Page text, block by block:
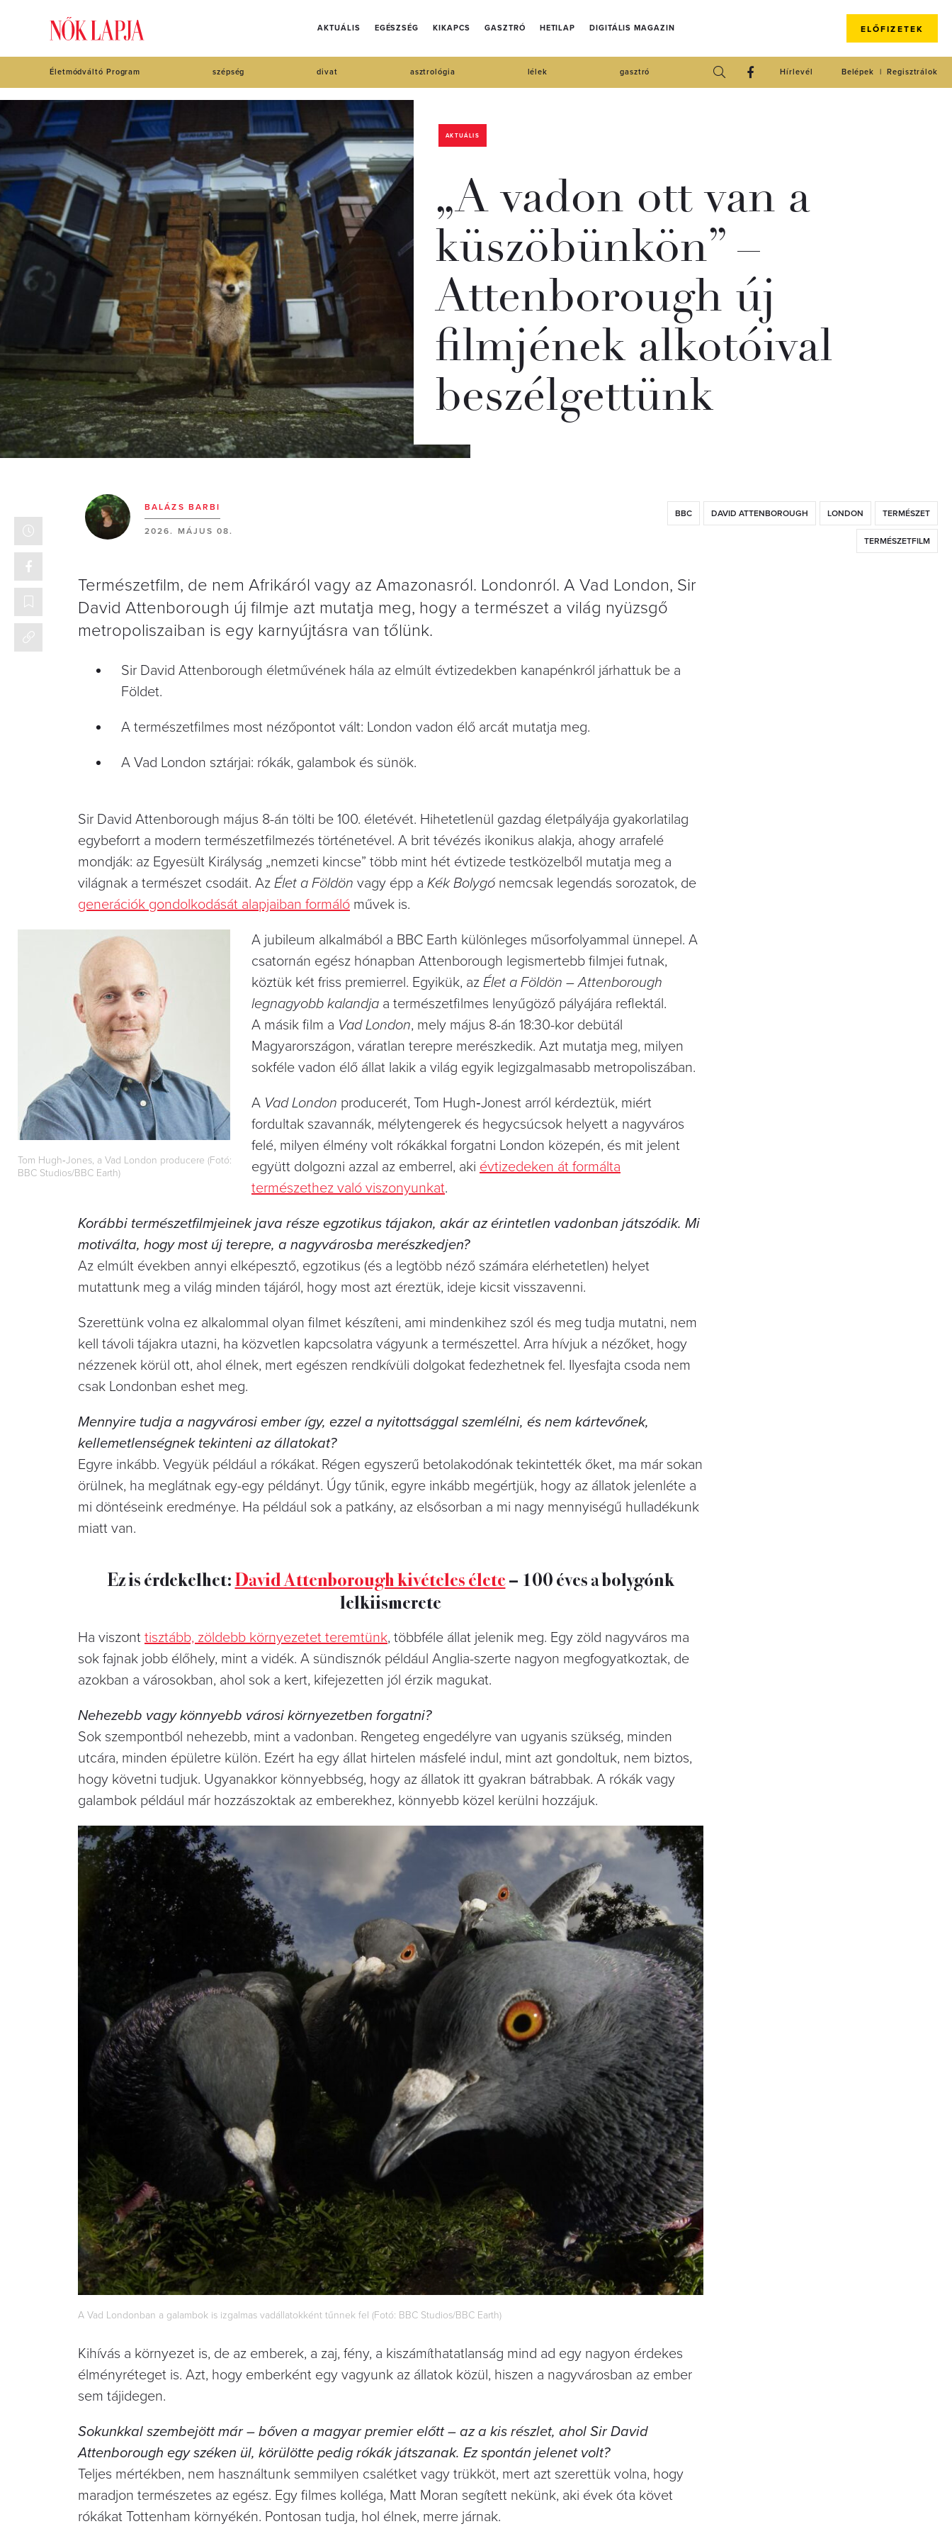
AKTUÁLIS EGÉSZSÉG KIKAPCS GASZTRÓ HETILAP DIGITÁLIS MAGAZIN ELŐFIZETEK
Életmódváltó Program szépség divat asztrológia lélek gasztró Regisztrálok
Belépek
Hírlevél
AKTUÁLIS
„A vadon ott van a
küszöbünkön” –
Attenborough új
filmjének alkotóival
beszélgettünk
BALÁZS BARBI
2026. MÁJUS 08.
BBC DAVID ATTENBOROUGH LONDON TERMÉSZET
TERMÉSZETFILM
Természetfilm, de nem Afrikáról vagy az Amazonasról. Londonról. A Vad London, Sir
David Attenborough új filmje azt mutatja meg, hogy a természet a világ nyüzsgő
metropoliszaiban is egy karnyújtásra van tőlünk.
Sir David Attenborough életművének hála az elmúlt évtizedekben kanapénkról járhattuk be a
Földet.
A természetfilmes most nézőpontot vált: London vadon élő arcát mutatja meg.
A Vad London sztárjai: rókák, galambok és sünök.
Sir David Attenborough május 8-án tölti be 100. életévét. Hihetetlenül gazdag életpályája gyakorlatilag
egybeforrt a modern természetfilmezés történetével. A brit tévézés ikonikus alakja, ahogy arrafelé
mondják: az Egyesült Királyság „nemzeti kincse” több mint hét évtizede testközelből mutatja meg a
világnak a természet csodáit. Az Élet a Földön vagy épp a Kék Bolygó nemcsak legendás sorozatok, de
generációk gondolkodását alapjaiban formáló művek is.
Tom Hugh‑Jones, a Vad London producere (Fotó:
BBC Studios/BBC Earth)
A jubileum alkalmából a BBC Earth különleges műsorfolyammal ünnepel. A
csatornán egész hónapban Attenborough legismertebb filmjei futnak,
köztük két friss premierrel. Egyikük, az Élet a Földön – Attenborough
legnagyobb kalandja a természetfilmes lenyűgöző pályájára reflektál.
A másik film a Vad London, mely május 8-án 18:30-kor debütál
Magyarországon, váratlan terepre merészkedik. Azt mutatja meg, milyen
sokféle vadon élő állat lakik a világ egyik legizgalmasabb metropoliszában.
A Vad London producerét, Tom Hugh‑Jonest arról kérdeztük, miért
fordultak szavannák, mélytengerek és hegycsúcsok helyett a nagyváros
felé, milyen élmény volt rókákkal forgatni London közepén, és mit jelent
együtt dolgozni azzal az emberrel, aki évtizedeken át formálta
természethez való viszonyunkat.
Korábbi természetfilmjeinek java része egzotikus tájakon, akár az érintetlen vadonban játszódik. Mi
motiválta, hogy most új terepre, a nagyvárosba merészkedjen?
Az elmúlt években annyi elképesztő, egzotikus (és a legtöbb néző számára elérhetetlen) helyet
mutattunk meg a világ minden tájáról, hogy most azt éreztük, ideje kicsit visszavenni.
Szerettünk volna ez alkalommal olyan filmet készíteni, ami mindenkihez szól és meg tudja mutatni, nem
kell távoli tájakra utazni, ha közvetlen kapcsolatra vágyunk a természettel. Arra hívjuk a nézőket, hogy
nézzenek körül ott, ahol élnek, mert egészen rendkívüli dolgokat fedezhetnek fel. Ilyesfajta csoda nem
csak Londonban eshet meg.
Mennyire tudja a nagyvárosi ember így, ezzel a nyitottsággal szemlélni, és nem kártevőnek,
kellemetlenségnek tekinteni az állatokat?
Egyre inkább. Vegyük például a rókákat. Régen egyszerű betolakodónak tekintették őket, ma már sokan
örülnek, ha meglátnak egy-egy példányt. Úgy tűnik, egyre inkább megértjük, hogy az állatok jelenléte a
mi döntéseink eredménye. Ha például sok a patkány, az elsősorban a mi nagy mennyiségű hulladékunk
miatt van.
Ez is érdekelhet:David Attenborough kivételes élete– 100 éves a bolygónk
lelkiismerete
Ha viszont tisztább, zöldebb környezetet teremtünk, többféle állat jelenik meg. Egy zöld nagyváros ma
sok fajnak jobb élőhely, mint a vidék. A sündisznók például Anglia-szerte nagyon megfogyatkoztak, de
azokban a városokban, ahol sok a kert, kifejezetten jól érzik magukat.
Nehezebb vagy könnyebb városi környezetben forgatni?
Sok szempontból nehezebb, mint a vadonban. Rengeteg engedélyre van ugyanis szükség, minden
utcára, minden épületre külön. Ezért ha egy állat hirtelen másfelé indul, mint azt gondoltuk, nem biztos,
hogy követni tudjuk. Ugyanakkor könnyebbség, hogy az állatok itt gyakran bátrabbak. A rókák vagy
galambok például már hozzászoktak az emberekhez, könnyebb közel kerülni hozzájuk.
A Vad Londonban a galambok is izgalmas vadállatokként tűnnek fel (Fotó: BBC Studios/BBC Earth)
Kihívás a környezet is, de az emberek, a zaj, fény, a kiszámíthatatlanság mind ad egy nagyon érdekes
élményréteget is. Azt, hogy emberként egy vagyunk az állatok közül, hiszen a nagyvárosban az ember
sem tájidegen.
Sokunkkal szembejött már – bőven a magyar premier előtt – az a kis részlet, ahol Sir David
Attenborough egy széken ül, körülötte pedig rókák játszanak. Ez spontán jelenet volt?
Teljes mértékben, nem használtunk semmilyen csalétket vagy trükköt, mert azt szerettük volna, hogy
maradjon természetes az egész. Egy filmes kolléga, Matt Moran segített nekünk, aki évek óta követ
rókákat Tottenham környékén. Pontosan tudja, hol élnek, merre járnak.